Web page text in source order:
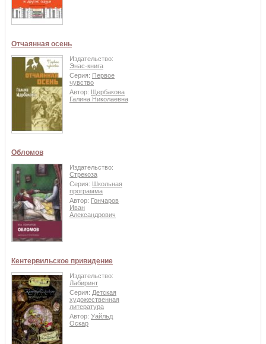
Отчаянная осень
Издательство:
Энас-книга
Серия: Первое
чувство
Автор:
Щербакова
Галина Николаевна
Обломов
Издательство:
Стрекоза
Серия: Школьная
программа
Автор: Гончаров
Иван
Александрович
Кентервильское привидение
Издательство:
Лабиринт
Серия: Детская
художественная
литература
Автор: Уайльд
Оскар